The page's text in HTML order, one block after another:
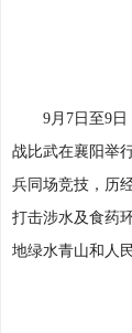
9月7日至9
战比武在襄阳举
兵同场竞技，历
打击涉水及食药
地绿水青山和人